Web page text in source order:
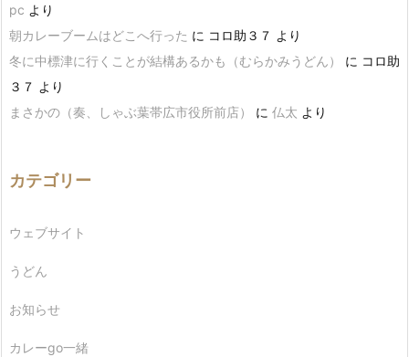
pc より
朝カレーブームはどこへ行った に コロ助３７ より
冬に中標津に行くことが結構あるかも（むらかみうどん）
に コロ助
３７ より
まさかの（奏、しゃぶ葉帯広市役所前店）
に 仏太 より
カテゴリー
ウェブサイト
うどん
お知らせ
カレーgo一緒